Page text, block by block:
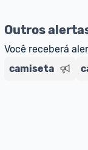
Outros
Você receberá
camiseta